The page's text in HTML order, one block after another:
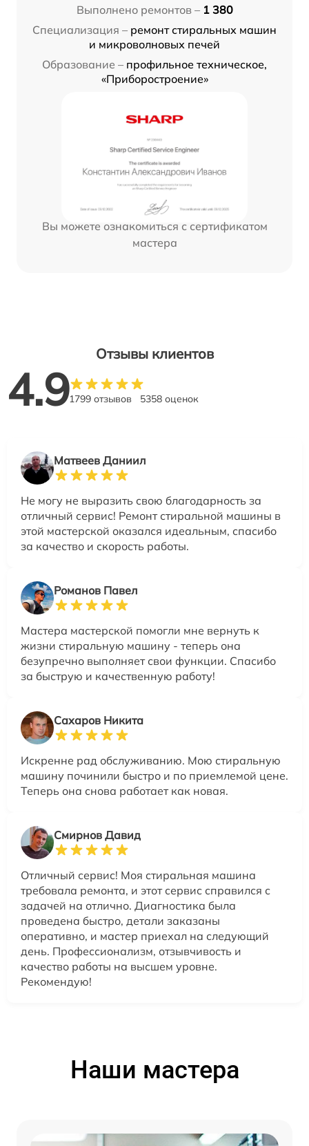
Выполнено ремонтов – 1 380
Специализация – ремонт стиральных машин
и микроволновых печей
Образование – профильное техническое,
«Приборостроение»
Вы можете ознакомиться с сертификатом
мастера
Отзывы клиентов
4.91799 отзывов 5358 оценок
Матвеев Даниил
Не могу не выразить свою благодарность за
отличный сервис! Ремонт стиральной машины в
этой мастерской оказался идеальным, спасибо
за качество и скорость работы.
Романов Павел
Мастера мастерской помогли мне вернуть к
жизни стиральную машину - теперь она
безупречно выполняет свои функции. Спасибо
за быструю и качественную работу!
Сахаров Никита
Искренне рад обслуживанию. Мою стиральную
машину починили быстро и по приемлемой цене.
Теперь она снова работает как новая.
Смирнов Давид
Отличный сервис! Моя стиральная машина
требовала ремонта, и этот сервис справился с
задачей на отлично. Диагностика была
проведена быстро, детали заказаны
оперативно, и мастер приехал на следующий
день. Профессионализм, отзывчивость и
качество работы на высшем уровне.
Рекомендую!
Наши мастера